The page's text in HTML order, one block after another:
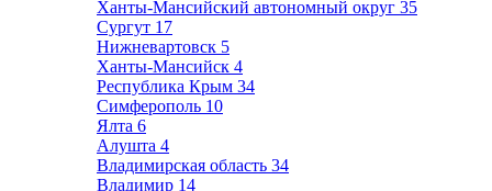
Ханты-Мансийский автономный округ 35
Сургут 17
Нижневартовск 5
Ханты-Мансийск 4
Республика Крым 34
Симферополь 10
Ялта 6
Алушта 4
Владимирская область 34
Владимир 14